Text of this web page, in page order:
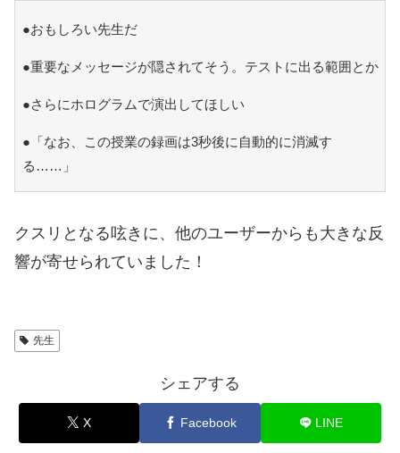
●おもしろい先生だ
●重要なメッセージが隠されてそう。テストに出る範囲とか
●さらにホログラムで演出してほしい
●「なお、この授業の録画は3秒後に自動的に消滅す
る……」
クスリとなる呟きに、他のユーザーからも大きな反
響が寄せられていました！
先生
シェアする
X Facebook LINE